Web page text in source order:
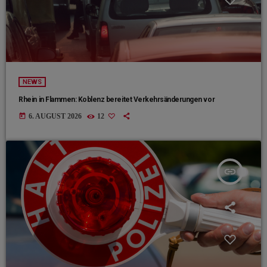
NEWS
Rhein in Flammen: Koblenz bereitet Verkehrsänderungen vor
today 6. AUGUST 2026 12
insert_link